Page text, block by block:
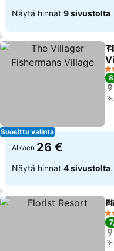
Näytä hinnat 9 sivustolta
Suosittu valinta
2
Alkaen 26 €
Näytä hinnat 4 sivustolta
3